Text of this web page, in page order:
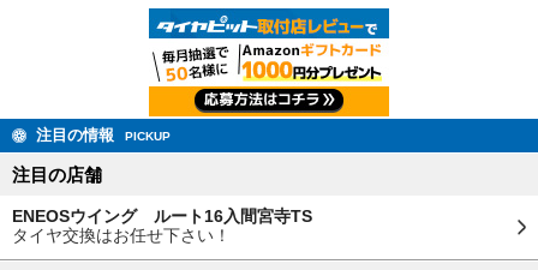
注目の情報 PICKUP
注目の店舗
ENEOSウイング ルート16入間宮寺TS
タイヤ交換はお任せ下さい！